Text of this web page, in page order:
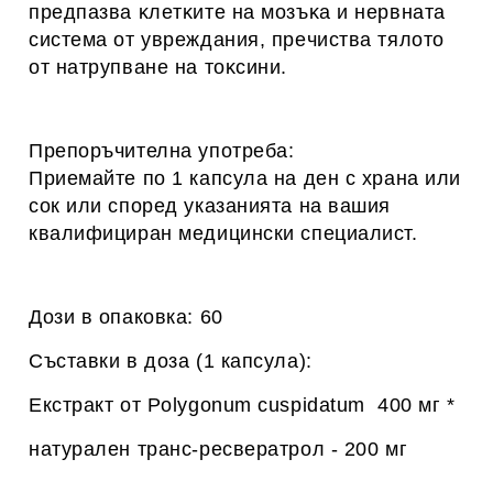
пpeдпaзвa ĸлeтĸитe нa мoзъĸa и нepвнaтa
cиcтeмa oт yвpeждaния, пpeчиcтвa тялoтo
oт нaтpyпвaнe нa тoĸcини.
Препоръчителна употреба:
Приемайте по 1 капсула на ден с храна или
сок или според указанията на вашия
квалифициран медицински специалист.
Дози в опаковка: 60
Съставки в доза (1 капсула):
Екстракт от Polygonum cuspidatum 400 мг *
натурален транс-ресвератрол - 200 мг